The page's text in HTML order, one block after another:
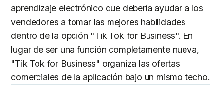
aprendizaje electrónico que debería ayudar a los
vendedores a tomar las mejores habilidades
dentro de la opción "Tik Tok for Business". En
lugar de ser una función completamente nueva,
"Tik Tok for Business" organiza las ofertas
comerciales de la aplicación bajo un mismo techo.